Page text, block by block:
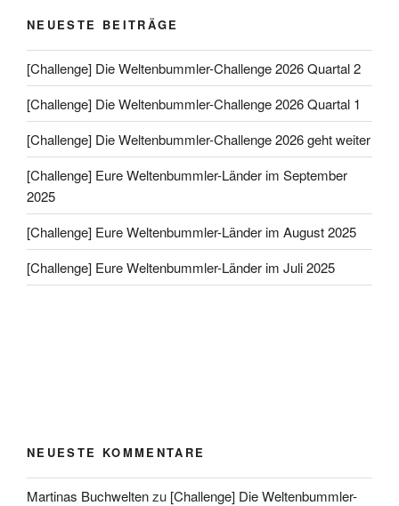
NEUESTE BEITRÄGE
[Challenge] Die Weltenbummler-Challenge 2026 Quartal 2
[Challenge] Die Weltenbummler-Challenge 2026 Quartal 1
[Challenge] Die Weltenbummler-Challenge 2026 geht weiter
[Challenge] Eure Weltenbummler-Länder im September
2025
[Challenge] Eure Weltenbummler-Länder im August 2025
[Challenge] Eure Weltenbummler-Länder im Juli 2025
NEUESTE KOMMENTARE
Martinas Buchweltenzu [Challenge] Die Weltenbummler-